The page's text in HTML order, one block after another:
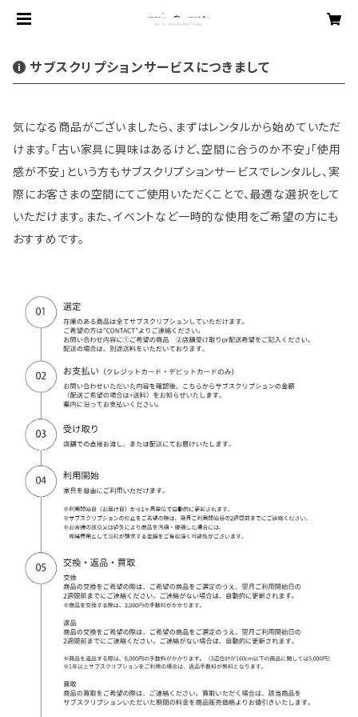
サブスクリプションサービスにつきまして
気になる商品がございましたら、まずはレンタルから始めていただ
けます。「古い家具に興味はあるけど、空間に合うのか不安」「使用
感が不安」という方もサブスクリプションサービスでレンタルし、実
際にお客さまの空間にてご使用いただくことで、最適な選択をして
いただけます。また、イベントなど一時的な使用をご希望の方にも
おすすめです。